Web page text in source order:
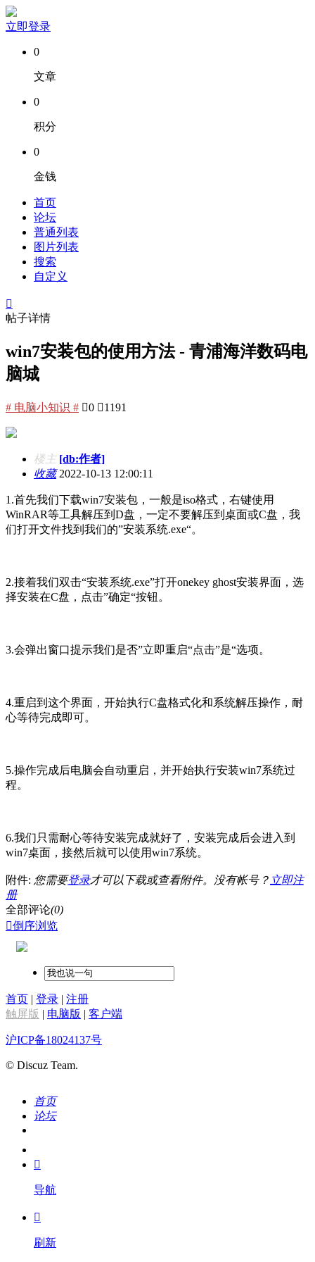
立即登录
0
文章
0
积分
0
金钱
首页
论坛
普通列表
图片列表
搜索
自定义

帖子详情
win7安装包的使用方法 - 青浦海洋数码电
脑城
# 电脑小知识 # 0 1191
楼主 [db:作者]
收藏2022-10-13 12:00:11
1.首先我们下载win7安装包，一般是iso格式，右键使用
WinRAR等工具解压到D盘，一定不要解压到桌面或C盘，我
们打开文件找到我们的”安装系统.exe“。
2.接着我们双击“安装系统.exe”打开onekey ghost安装界面，选
择安装在C盘，点击”确定“按钮。
3.会弹出窗口提示我们是否”立即重启“点击”是“选项。
4.重启到这个界面，开始执行C盘格式化和系统解压操作，耐
心等待完成即可。
5.操作完成后电脑会自动重启，并开始执行安装win7系统过
程。
6.我们只需耐心等待安装完成就好了，安装完成后会进入到
win7桌面，接然后就可以使用win7系统。
附件: 您需要登录才可以下载或查看附件。没有帐号？ 立即注
册
全部评论(0)
倒序浏览
首页 | 登录 | 注册
触屏版 | 电脑版 | 客户端
沪ICP备18024137号
© Discuz Team.
首页
论坛
我的

导航

刷新